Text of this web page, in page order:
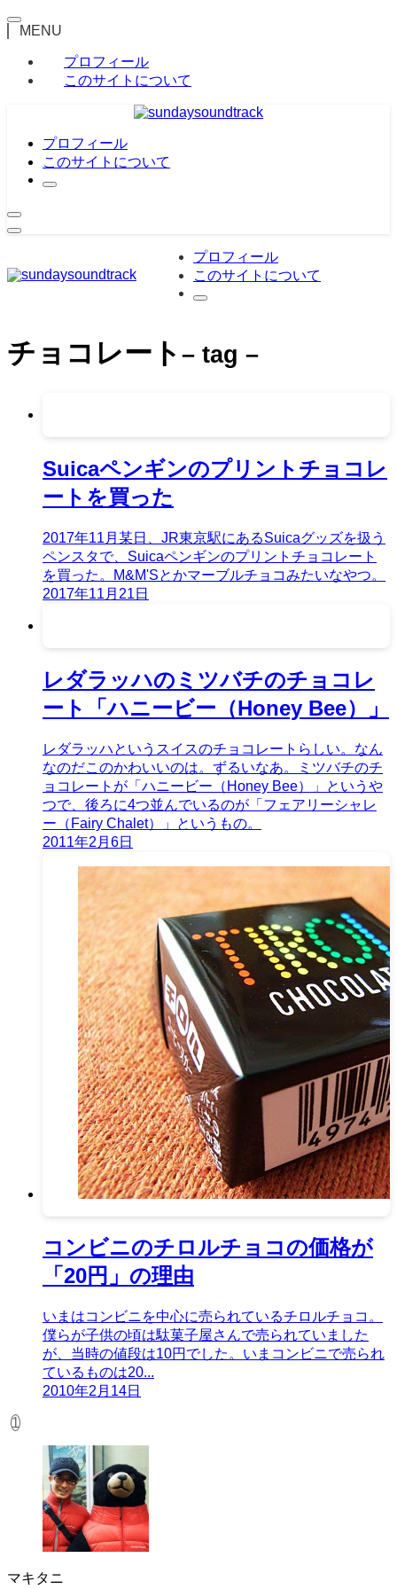
MENU
プロフィール
このサイトについて
プロフィール
このサイトについて
プロフィール
このサイトについて
チョコレート – tag –
Suicaペンギンのプリントチョコレ
ートを買った
2017年11月某日、JR東京駅にあるSuicaグッズを扱う
ペンスタで、Suicaペンギンのプリントチョコレート
を買った。M&M'Sとかマーブルチョコみたいなやつ。
2017年11月21日
レダラッハのミツバチのチョコレ
ート「ハニービー（Honey Bee）」
レダラッハというスイスのチョコレートらしい。なん
なのだこのかわいいのは。ずるいなあ。ミツバチのチ
ョコレートが「ハニービー（Honey Bee）」というや
つで、後ろに4つ並んでいるのが「フェアリーシャレ
ー（Fairy Chalet）」というもの。
2011年2月6日
コンビニのチロルチョコの価格が
「20円」の理由
いまはコンビニを中心に売られているチロルチョコ。
僕らが子供の頃は駄菓子屋さんで売られていました
が、当時の値段は10円でした。いまコンビニで売られ
ているものは20...
2010年2月14日
1
マキタニ